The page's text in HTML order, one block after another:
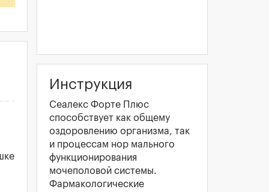
Инструкция
Сеалекс Форте Плюс
способствует как общему
оздоровлению организма, так
и процессам нор мального
функционирования
мочеполовой системы.
Фармакологические